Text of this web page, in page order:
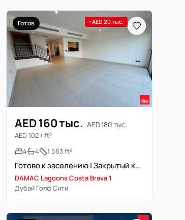
Готов −AED 20 тыс.
AED 160 тыс. AED 180 тыс.
AED 102 / ft²
4
4 1 563 ft²
Готово к заселению | Закрытый комплекс | Премиум-класс
DAMAC Lagoons Costa Brava 1
Дубай Голф Сити